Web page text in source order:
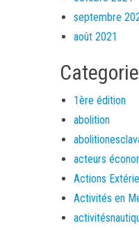
septembre
août 2021
1ère édition
abolition
acteurs
Actions
Activités en